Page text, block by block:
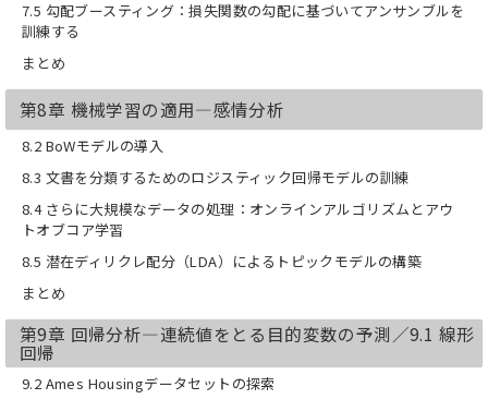
7.5 勾配ブースティング：損失関数の勾配に基づいてアンサンブルを
訓練する
まとめ
第8章 機械学習の適用―感情分析
8.2 BoWモデルの導入
8.3 文書を分類するためのロジスティック回帰モデルの訓練
8.4 さらに大規模なデータの処理：オンラインアルゴリズムとアウ
トオブコア学習
8.5 潜在ディリクレ配分（LDA）によるトピックモデルの構築
まとめ
第9章 回帰分析―連続値をとる目的変数の予測／9.1 線形
回帰
9.2 Ames Housingデータセットの探索